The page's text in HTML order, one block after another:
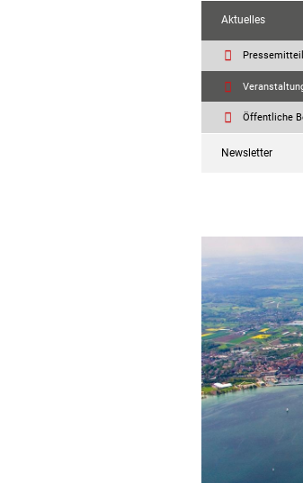
Aktuelles
Öffentliche
Newsletter